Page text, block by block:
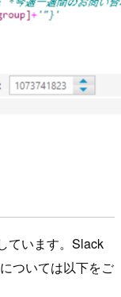
ています。Slack
ついては以下をご